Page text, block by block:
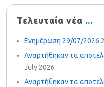
Τελευταία νέα
Ενημέρωση 29/07/2026
Αναρτήθηκαν τα
July 2026
Αναρτήθηκαν τα